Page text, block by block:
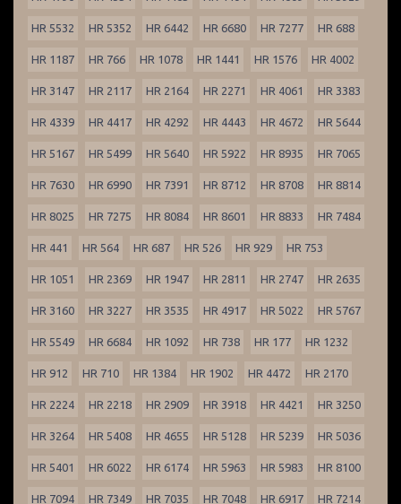
HR 5532 HR 5352 HR 6442 HR 6680 HR 7277 HR 688
HR 1187 HR 766 HR 1078 HR 1441 HR 1576 HR 4002
HR 3147 HR 2117 HR 2164 HR 2271 HR 4061 HR 3383
HR 4339 HR 4417 HR 4292 HR 4443 HR 4672 HR 5644
HR 5167 HR 5499 HR 5640 HR 5922 HR 8935 HR 7065
HR 7630 HR 6990 HR 7391 HR 8712 HR 8708 HR 8814
HR 8025 HR 7275 HR 8084 HR 8601 HR 8833 HR 7484
HR 441 HR 564 HR 687 HR 526 HR 929 HR 753
HR 1051 HR 2369 HR 1947 HR 2811 HR 2747 HR 2635
HR 3160 HR 3227 HR 3535 HR 4917 HR 5022 HR 5767
HR 5549 HR 6684 HR 1092 HR 738 HR 177 HR 1232
HR 912 HR 710 HR 1384 HR 1902 HR 4472 HR 2170
HR 2224 HR 2218 HR 2909 HR 3918 HR 4421 HR 3250
HR 3264 HR 5408 HR 4655 HR 5128 HR 5239 HR 5036
HR 5401 HR 6022 HR 6174 HR 5963 HR 5983 HR 8100
HR 7094 HR 7349 HR 7035 HR 7048 HR 6917 HR 7214